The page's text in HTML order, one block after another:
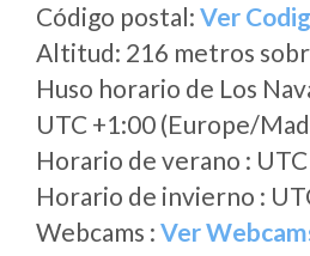
Código postal: Ver
Altitud: 216 metros
Huso horario de Los
UTC +1:00 (Europe/
Horario de verano :
Horario de invierno :
Webcams : Ver